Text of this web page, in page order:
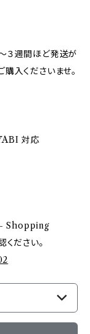
３週間ほど発送が
入くださいませ。
対応
- Shopping
ださい。